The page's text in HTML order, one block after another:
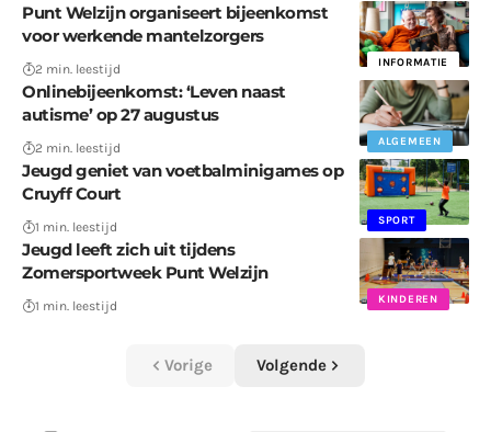
INFORMATIE
Punt Welzijn organiseert bijeenkomst
voor werkende mantelzorgers
2 min. leestijd
ALGEMEEN
Onlinebijeenkomst: ‘Leven naast
autisme’ op 27 augustus
2 min. leestijd
SPORT
Jeugd geniet van voetbalminigames op
Cruyff Court
1 min. leestijd
KINDEREN
Jeugd leeft zich uit tijdens
Zomersportweek Punt Welzijn
1 min. leestijd
Vorige Volgende